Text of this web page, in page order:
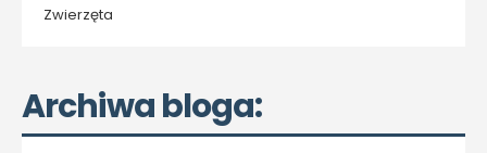
Zwierzęta
Archiwa bloga: